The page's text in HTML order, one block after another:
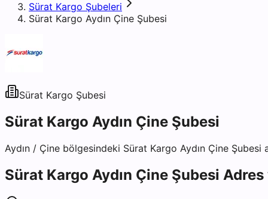
Sürat Kargo Şubeleri
Sürat Kargo Aydın Çine Şubesi
Sürat Kargo Şubesi
Sürat Kargo Aydın Çine Şubesi
Aydın / Çine bölgesindeki Sürat Kargo Aydın Çine Şubesi
Sürat Kargo Aydın Çine Şubesi